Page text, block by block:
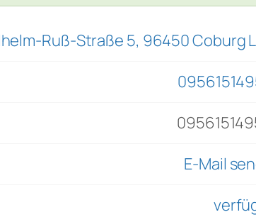
Ruß-Straße 5, 96450 Coburg
E-Mail